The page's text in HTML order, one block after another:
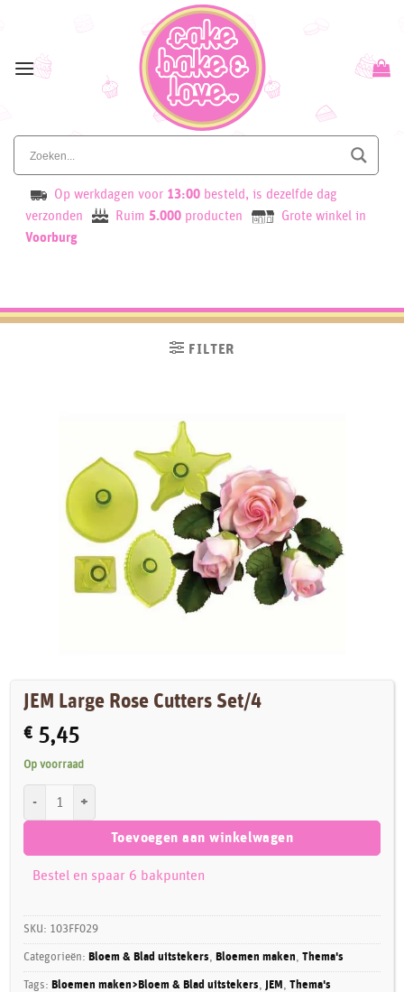
content
Op werkdagen voor 13:00 besteld, is dezelfde dag
verzonden
Ruim 5.000 producten
Grote winkel in
Voorburg
FILTER
JEM Large Rose Cutters Set/4
€ 5,45
Op voorraad
Toevoegen aan winkelwagen
Bestel en spaar 6 bakpunten
SKU: 103FF029
Categorieën: Bloem & Blad uitstekers, Bloemen maken,Thema's
Tags: Bloemen maken>Bloem & Blad uitstekers, JEM ,Thema's